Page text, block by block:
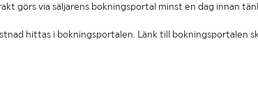
görs via säljarens bokningsportal minst en dag innan
hittas i bokningsportalen. Länk till bokningsportalen